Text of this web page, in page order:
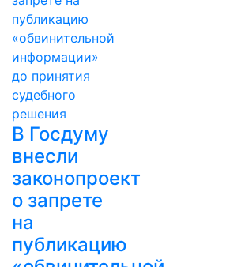
В Госдуму
внесли
законопроект
о запрете
на
публикацию